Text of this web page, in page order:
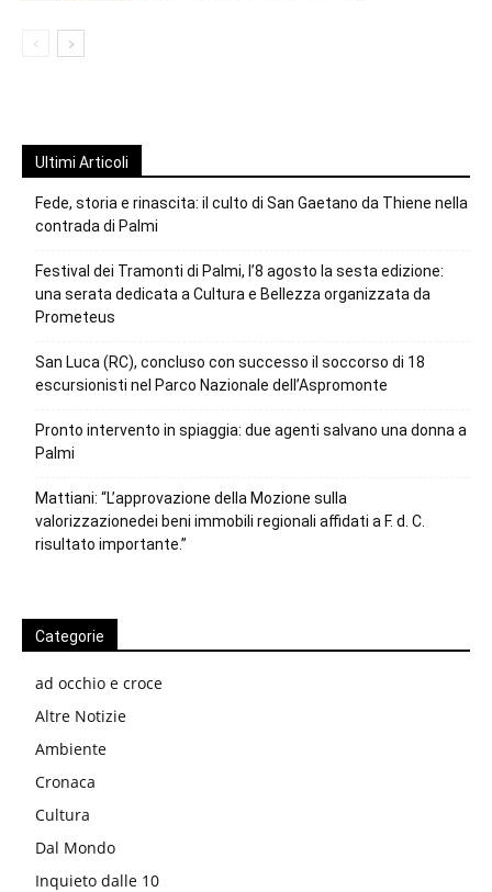
Ultimi Articoli
Fede, storia e rinascita: il culto di San Gaetano da Thiene nella
contrada di Palmi
Festival dei Tramonti di Palmi, l’8 agosto la sesta edizione:
una serata dedicata a Cultura e Bellezza organizzata da
Prometeus
San Luca (RC), concluso con successo il soccorso di 18
escursionisti nel Parco Nazionale dell’Aspromonte
Pronto intervento in spiaggia: due agenti salvano una donna a
Palmi
Mattiani: “L’approvazione della Mozione sulla
valorizzazionedei beni immobili regionali affidati a F. d. C.
risultato importante.”
Categorie
ad occhio e croce
Altre Notizie
Ambiente
Cronaca
Cultura
Dal Mondo
Inquieto dalle 10